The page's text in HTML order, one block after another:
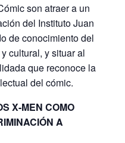
son atraer a un
del Instituto Juan
de conocimiento del
cultural, y situar al
que reconoce la
del cómic.
X-MEN COMO
A